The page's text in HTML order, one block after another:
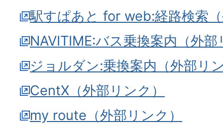
駅すぱあと for web:経路検索
NAVITIME:バス乗換案内（外
ジョルダン:乗換案内（外部リ
CentX（外部リンク）
my route（外部リンク）